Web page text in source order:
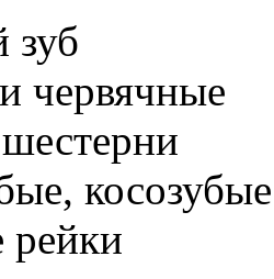
зуб
червячные
рейки